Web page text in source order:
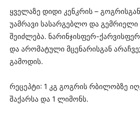
ყველაზე დიდი კენკრის –
უამრავი სასარგებლო და გემრიელი
შეიძლება. ნარინჯისფერ-
და არომატული მცენარისგან
გამოდის.
რეცეპტი: 1 კგ გოგრის რბილობზე
შაქარსა და 1 ლიმონს.